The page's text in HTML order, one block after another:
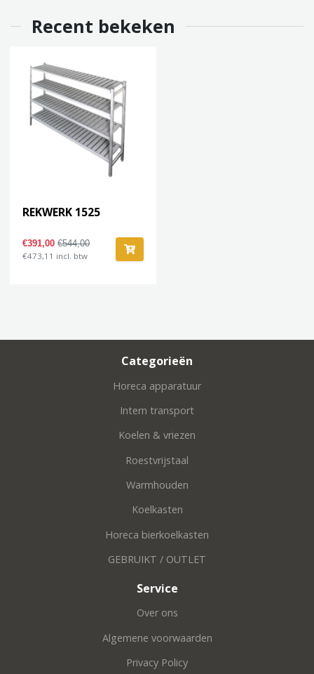
Recent bekeken
REKWERK 1525
€391,00€544,00
€473,11 incl. btw
Categorieën
Horeca apparatuur
Intern transport
Koelen & vriezen
Roestvrijstaal
Warmhouden
Koelkasten
Horeca bierkoelkasten
GEBRUIKT / OUTLET
Service
Over ons
Algemene voorwaarden
Privacy Policy